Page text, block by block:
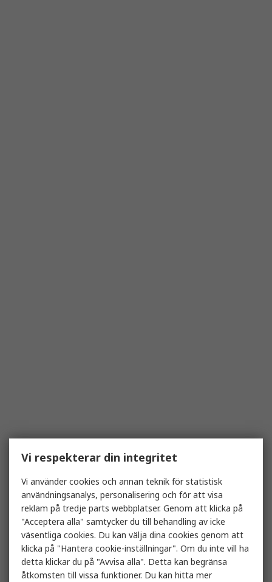
Vi respekterar din integritet
Vi använder cookies och annan teknik för statistisk
användningsanalys, personalisering och för att visa
reklam på tredje parts webbplatser. Genom att klicka på
"Acceptera alla" samtycker du till behandling av icke
väsentliga cookies. Du kan välja dina cookies genom att
klicka på "Hantera cookie-inställningar". Om du inte vill ha
detta klickar du på "Avvisa alla". Detta kan begränsa
åtkomsten till vissa funktioner. Du kan hitta mer